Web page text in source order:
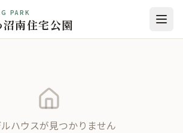
PARK
沼南住宅公園
ハウスが見つかりません